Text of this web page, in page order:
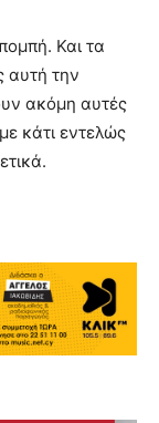
Και τα
αυτή την
ακόµη αυτές
κάτι εντελώς